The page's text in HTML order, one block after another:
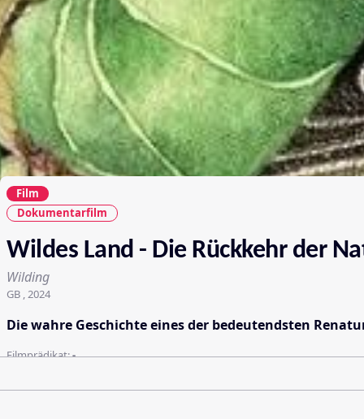
Film
Dokumentarfilm
Wildes Land - Die Rückkehr der
Wilding
GB , 2024
Die wahre Geschichte eines der bedeutendsten
Filmprädikat:-